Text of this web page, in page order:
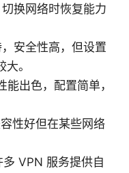
换网络时恢复能力
安全性高，但设置
。
出色，配置简单，
性好但在某些网络
VPN 服务提供自